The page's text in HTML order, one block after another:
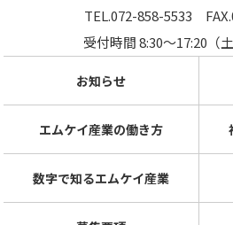
お知らせ
エムケイ産業の働き方
数字で知るエムケイ産業
TEL.072-858-5533
受付時間 8:30～17:20（